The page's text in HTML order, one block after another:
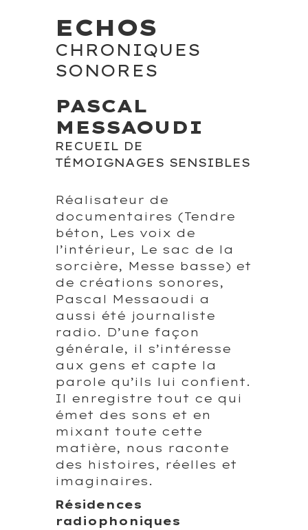
ECHOS
CHRONIQUES
SONORES
PASCAL
MESSAOUDI
RECUEIL DE
TÉMOIGNAGES SENSIBLES
Réalisateur de
documentaires (Tendre
béton, Les voix de
l’intérieur, Le sac de la
sorcière, Messe basse) et
de créations sonores,
Pascal Messaoudi a
aussi été journaliste
radio. D’une façon
générale, il s’intéresse
aux gens et capte la
parole qu’ils lui confient.
Il enregistre tout ce qui
émet des sons et en
mixant toute cette
matière, nous raconte
des histoires, réelles et
imaginaires.
Résidences
radiophoniques